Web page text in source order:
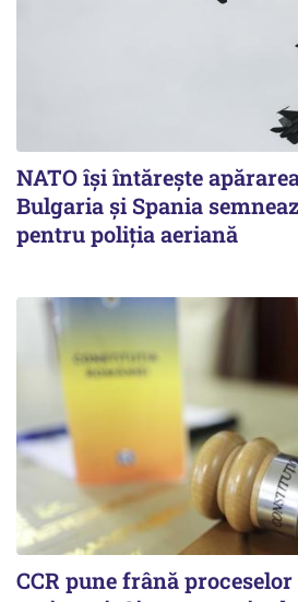
NATO își întărește
Bulgaria și Spania
pentru poliția aeriană
CCR pune frână